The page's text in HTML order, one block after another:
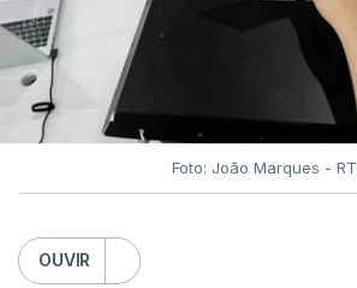
Foto: João Marques -
OUVIR